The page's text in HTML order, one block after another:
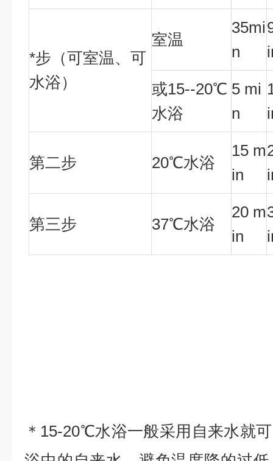
*步（可室温、可
水浴）
室温
35mi
n
或15--20℃
水浴
5 mi
n
第二步 20℃水浴
15 m
in
第三步 37℃水浴
20 m
in
＊15-20℃水浴一般采用自来水就